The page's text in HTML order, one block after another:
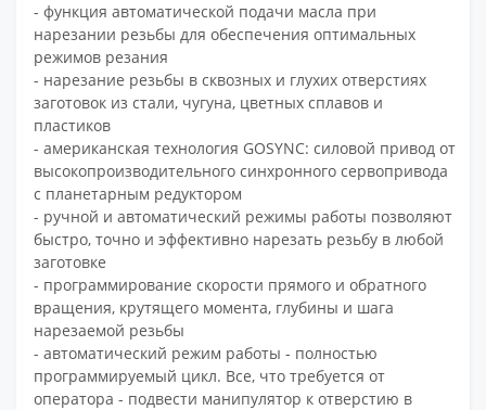
- функция автоматической подачи масла при
нарезании резьбы для обеспечения оптимальных
режимов резания
- нарезание резьбы в сквозных и глухих отверстиях
заготовок из стали, чугуна, цветных сплавов и
пластиков
- американская технология GOSYNC: силовой привод от
высокопроизводительного синхронного сервопривода
с планетарным редуктором
- ручной и автоматический режимы работы позволяют
быстро, точно и эффективно нарезать резьбу в любой
заготовке
- программирование скорости прямого и обратного
вращения, крутящего момента, глубины и шага
нарезаемой резьбы
- автоматический режим работы - полностью
программируемый цикл. Все, что требуется от
оператора - подвести манипулятор к отверстию в